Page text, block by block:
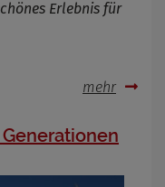
Erlebnis für
mehr